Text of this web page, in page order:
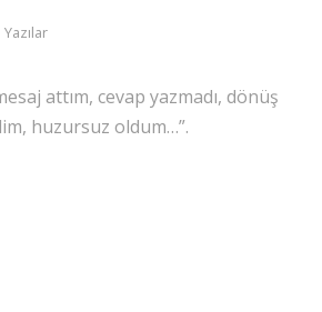
Yazılar
attım, cevap yazmadı, dönüş
huzursuz oldum…”.